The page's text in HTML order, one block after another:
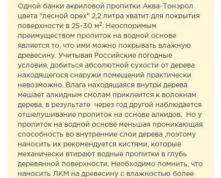
Одной банки акриловой пропитки Аква-Тонэрол
цвета "лесной орех" 2,2 литра хватит для покрытия
поверхности в 25-30 м 2. Неоспоримым
преимуществом пропиток на водной основе
является то, что ими можно покрывать влажную
древесину. Учитывая Российские погодные
условия, добиться абсолютной сухости от дерева
находящегося снаружи помещений практически
невозможно. Влага находящаяся внутри дерева
мешает алкидным смолам приклеится к волокнам
дерева, в результате через год другой наблюдается
отшелушивание пропиток на основе алкидов. Но у
пропиток на водной основе меньшая проникающая
способность во внутренние слои дерева ,поэтому
наносить их рекомендуется кистями, которые
механически втирают водные пропитки в глубь
деревянной поверхности. Необходимо помнить, что
наносить ЛКМ на древесину с влажностью более